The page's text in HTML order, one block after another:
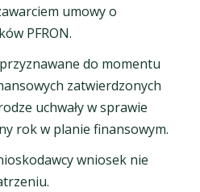
umowy o
PFRON.
do momentu
zatwierdzonych
uchwały w sprawie
rok w planie finansowym.
wniosek nie